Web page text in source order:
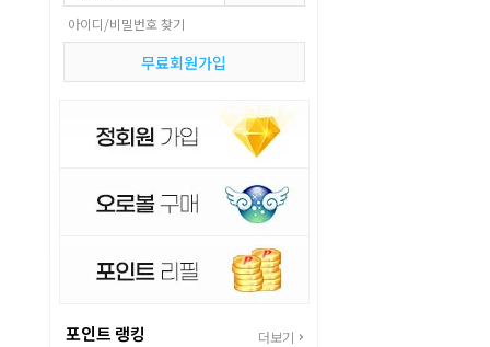
아이디/비밀번호 찾기
무료회원가입
포인트 랭킹 더보기